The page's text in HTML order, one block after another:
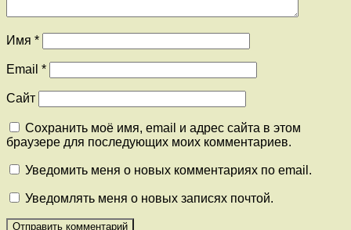
Имя *
Email *
Сайт
Сохранить моё имя, email и адрес сайта в этом
браузере для последующих моих комментариев.
Уведомить меня о новых комментариях по email.
Уведомлять меня о новых записях почтой.